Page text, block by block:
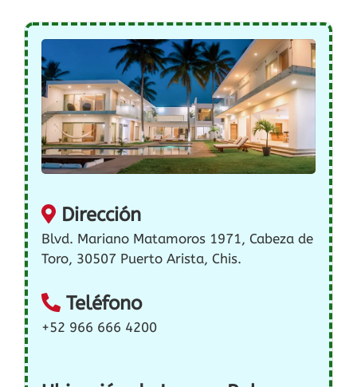
Dirección
Blvd. Mariano Matamoros 1971, Cabeza de
Toro, 30507 Puerto Arista, Chis.
Teléfono
+52 966 666 4200